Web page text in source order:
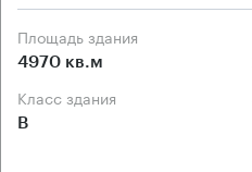
Площадь здания
4970 кв.м
Класс здания
B